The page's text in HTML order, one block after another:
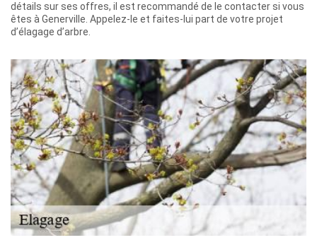
détails sur ses offres, il est recommandé de le contacter si vous
êtes à Generville. Appelez-le et faites-lui part de votre projet
d’élagage d’arbre.